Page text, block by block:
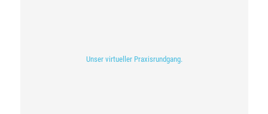
Unser virtueller Praxisrundgang.